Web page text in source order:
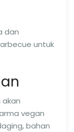
dan
untuk
vegan
bahan